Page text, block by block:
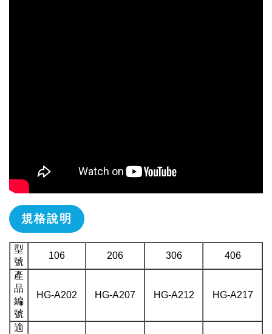
規格說明
型
號
106 206 306
406
產
品
編
號
HG-A202 HG-A207 HG-A212 HG-A217
適